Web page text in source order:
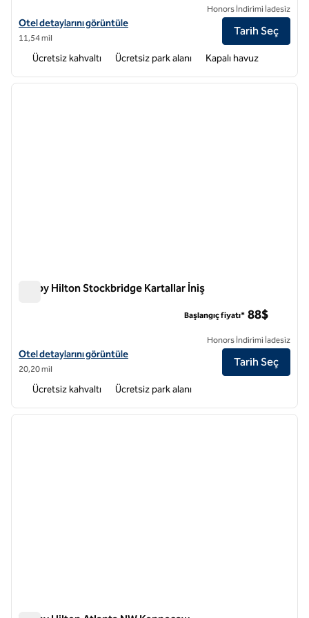
Tru by Hilton Lithia Springs için otel detaylarını görüntüleyin
Otel detaylarını görüntüle
11,54 mil
Honors İndirimi İadesiz
Tarih Seç
Ücretsiz kahvaltı Ücretsiz park alanı Kapalı havuz
1 / 12
Tru by Hilton Stockbridge Kartallar İniş
Tru by Hilton Stockbridge Eagles Landing için otel detaylarını
Otel detaylarını görüntüle
20,20 mil
Başlangıç fiyatı* 88$
Honors İndirimi İadesiz
Tarih Seç
Ücretsiz kahvaltı Ücretsiz park alanı
1 / 11